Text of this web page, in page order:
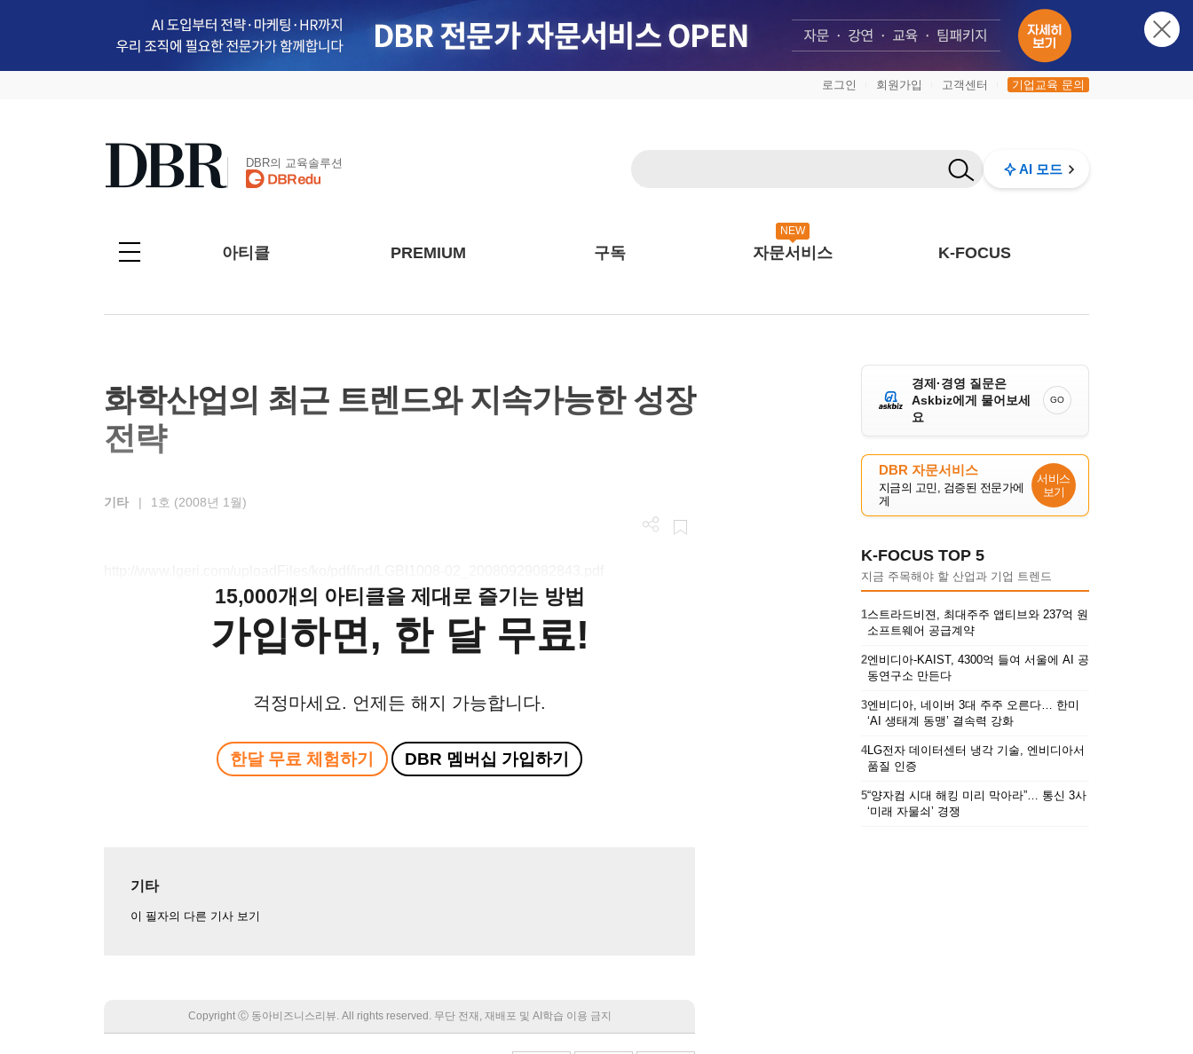
로그인 회원가입 고객센터 기업교육 문의
DBR의 교육솔루션 AI 모드
아티클 PREMIUM 구독
NEW
자문서비스 K-FOCUS
화학산업의 최근 트렌드와 지속가능한 성장
전략
기타 | 1호 (2008년 1월)
15,000개의 아티클을 제대로 즐기는 방법
가입하면, 한 달 무료!
걱정마세요. 언제든 해지 가능합니다.
한달 무료 체험하기 DBR 멤버십 가입하기
기타
이 필자의 다른 기사 보기
Copyright Ⓒ 동아비즈니스리뷰. All rights reserved. 무단 전재, 재배포 및 AI학습 이용 금지
경제·경영 질문은
Askbiz에게 물어보세
요
GO
DBR 자문서비스
지금의 고민, 검증된 전문가에
게
서비스
보기
K-FOCUS TOP 5
지금 주목해야 할 산업과 기업 트렌드
1스트라드비젼, 최대주주 앱티브와 237억 원
소프트웨어 공급계약
2엔비디아-KAIST, 4300억 들여 서울에 AI 공
동연구소 만든다
3엔비디아, 네이버 3대 주주 오른다… 한미
‘AI 생태계 동맹’ 결속력 강화
4LG전자 데이터센터 냉각 기술, 엔비디아서
품질 인증
5“양자컴 시대 해킹 미리 막아라”… 통신 3사
‘미래 자물쇠’ 경쟁